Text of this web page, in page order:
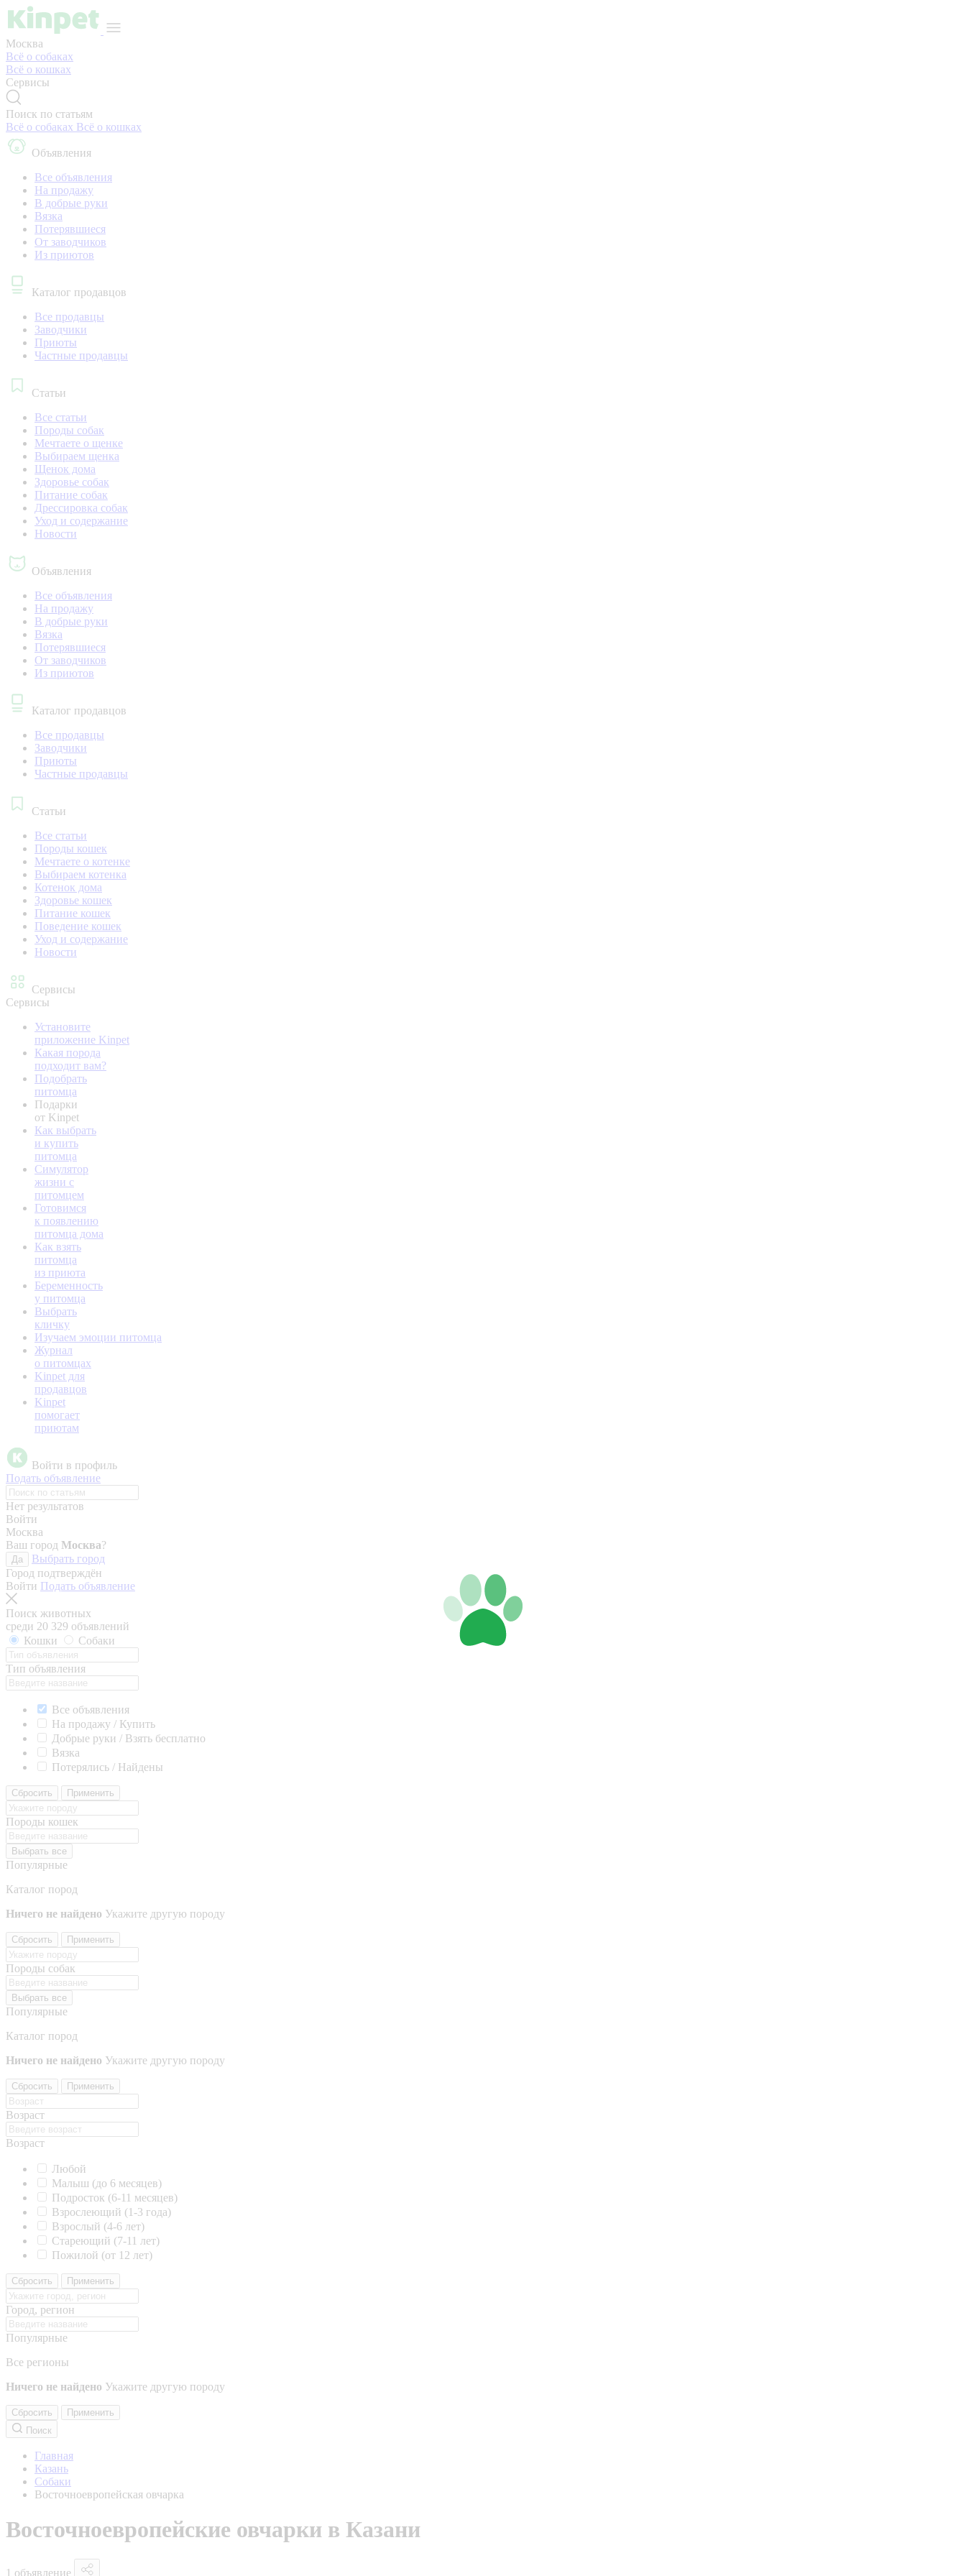
Москва
Всё о собаках
Всё о кошках
Сервисы
Поиск по статьям
Всё о собаках Всё о кошках
Объявления
Все объявления
На продажу
В добрые руки
Вязка
Потерявшиеся
От заводчиков
Из приютов
Каталог продавцов
Все продавцы
Заводчики
Приюты
Частные продавцы
Статьи
Все статьи
Породы собак
Мечтаете о щенке
Выбираем щенка
Щенок дома
Здоровье собак
Питание собак
Дрессировка собак
Уход и содержание
Новости
Объявления
Все объявления
На продажу
В добрые руки
Вязка
Потерявшиеся
От заводчиков
Из приютов
Каталог продавцов
Все продавцы
Заводчики
Приюты
Частные продавцы
Статьи
Все статьи
Породы кошек
Мечтаете о котенке
Выбираем котенка
Котенок дома
Здоровье кошек
Питание кошек
Поведение кошек
Уход и содержание
Новости
Сервисы
Сервисы
Установите
приложение Kinpet
Какая порода
подходит вам?
Подобрать
питомца
Подарки
от Kinpet
Как выбрать
и купить
питомца
Симулятор
жизни с
питомцем
Готовимся
к появлению
питомца дома
Как взять
питомца
из приюта
Беременность
у питомца
Выбрать
кличку
Изучаем эмоции питомца
Журнал
о питомцах
Kinpet для
продавцов
Kinpet
помогает
приютам
Войти в профиль
Подать объявление
Нет результатов
Войти
Москва
Ваш город Москва?
Да
Выбрать город
Город подтверждён
Войти Подать объявление
Поиск животных
среди 20 329 объявлений
Кошки
Собаки
Тип объявления
Все объявления
На продажу / Купить
Добрые руки / Взять бесплатно
Вязка
Потерялись / Найдены
Сбросить Применить
Породы кошек
Выбрать все
Популярные
Каталог пород
Ничего не найдено Укажите другую породу
Сбросить Применить
Породы собак
Выбрать все
Популярные
Каталог пород
Ничего не найдено Укажите другую породу
Сбросить Применить
Возраст
Возраст
Любой
Малыш (до 6 месяцев)
Подросток (6-11 месяцев)
Взрослеющий (1-3 года)
Взрослый (4-6 лет)
Стареющий (7-11 лет)
Пожилой (от 12 лет)
Сбросить Применить
Город, регион
Популярные
Все регионы
Ничего не найдено Укажите другую породу
Сбросить
Применить
Поиск
Главная
Казань
Собаки
Восточноевропейская овчарка
Восточноевропейские овчарки в Казани
1 объявление